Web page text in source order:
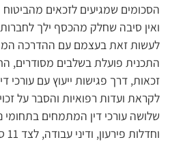
הסכומים שמגיעים לזכאים מהביטוח
ואין סיבה שחלק מהכסף ילך לחברות
לעשות זאת בעצמם עם ההדרכה
התכנית פועלת בשלבים מסודרים,
זכאות, דרך פגישות ייעוץ עם עורכי
לקראת ועדות רפואיות והסבר על
שלושה עורכי דין המתמחים בתחומי